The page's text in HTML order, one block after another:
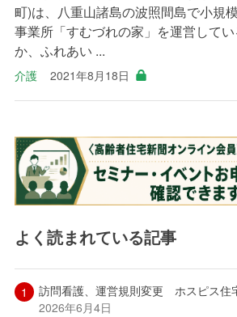
町)は、八重山諸島の波照間島で小規
事業所「すむづれの家」を運営して
か、ふれあい ...
介護 2021年8月18日
よく読まれている記事
訪問看護、運営規則変更 ホスピス住
2026年6月4日